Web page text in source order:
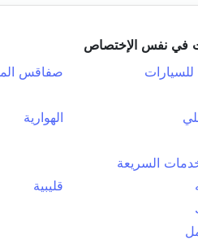
في نفس الإختصاص
للسيارات
صفاقس
الهوارية
السريعة
قليبية